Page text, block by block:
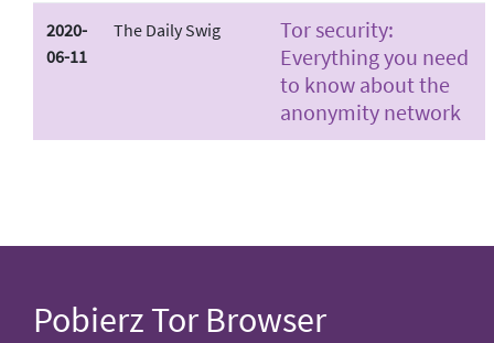
2020-
06-11
The Daily Swig
Tor security:
Everything you need
to know about the
anonymity network
Pobierz Tor Browser